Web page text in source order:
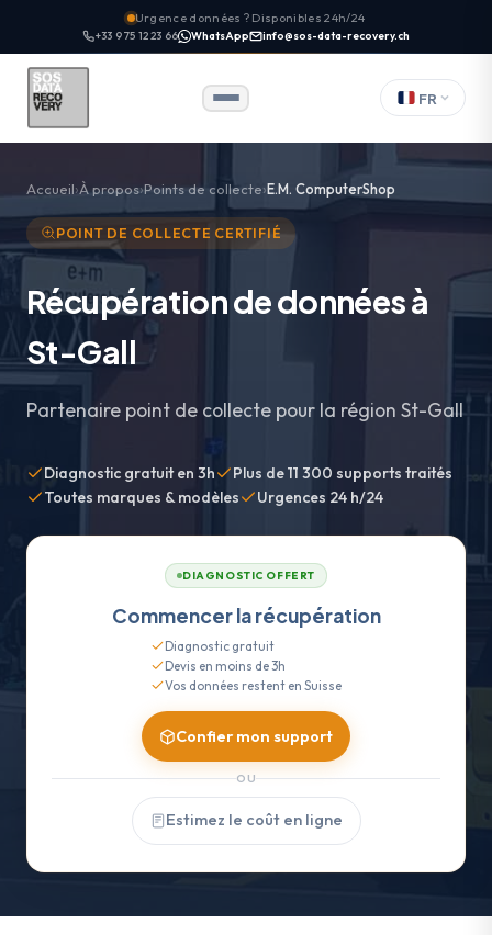
Urgence données ? Disponibles 24h/24
+33 9 75 12 23 66 WhatsApp info@sos-data-recovery.ch
FR
Accueil À propos Points de collecte E.M. ComputerShop
POINT DE COLLECTE CERTIFIÉ
Récupération de données à
St-Gall
Partenaire point de collecte pour la région St-Gall
Diagnostic gratuit en 3h
Plus de 11 300 supports traités
Toutes marques & modèles
Urgences 24 h/24
DIAGNOSTIC OFFERT
Commencer la récupération
Diagnostic gratuit
Devis en moins de 3h
Vos données restent en Suisse
Confier mon support
OU
Estimez le coût en ligne